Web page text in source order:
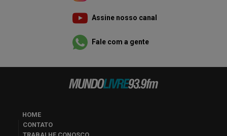
Assine nosso canal
Fale com a gente
HOME
CONTATO